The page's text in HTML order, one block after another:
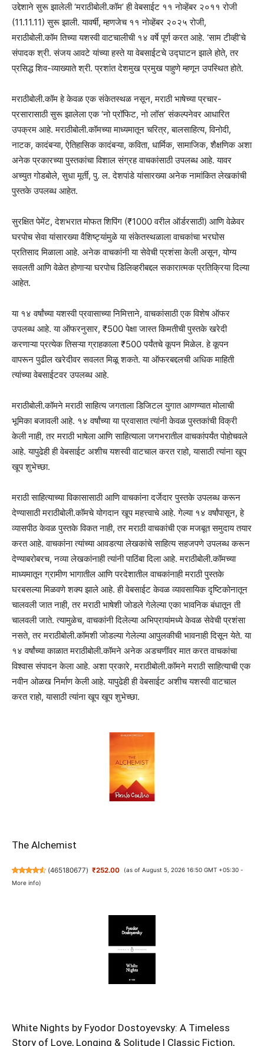
उद्देशाने सुरू झालेली ‘मराठीबोली.कॉम’ ही वेबसाईट ११ नोव्हेंबर २०११ रोजी
(11.11.11) सुरू झाली. यावर्षी, म्हणजेच ११ नोव्हेंबर २०२५ रोजी,
मराठीबोली.कॉम तिच्या यशस्वी वाटचालीची १४ वर्षे पूर्ण करत आहे. ‘साम टीव्ही’चे
संपादक श्री. संजय आवटे यांच्या हस्ते या वेबसाईटचे उद्घाटन झाले होते, तर
प्रसिद्ध शिव-व्याख्याते श्री. प्रशांत देशमुख प्रमुख पाहुणे म्हणून उपस्थित होते.
मराठीबोली.कॉम हे केवळ एक संकेतस्थळ नसून, मराठी भाषेच्या प्रचार-
प्रसारासाठी सुरू झालेला एक ‘नो प्रॉफिट, नो लॉस’ संकल्पनेवर आधारित
उपक्रम आहे. मराठीबोली.कॉमच्या माध्यमातून चरित्र, बालसाहित्य, विनोदी,
नाटक, कादंबऱ्या, ऐतिहासिक कादंबऱ्या, कविता, धार्मिक, सामाजिक, शैक्षणिक अशा
अनेक प्रकारच्या पुस्तकांचा विशाल संग्रह वाचकांसाठी उपलब्ध आहे. यावर
अच्युत गोडबोले, सुधा मूर्ती, पु. ल. देशपांडे यांसारख्या अनेक नामांकित लेखकांची
पुस्तके उपलब्ध आहेत.
सुरक्षित पेमेंट, देशभरात मोफत शिपिंग (₹1000 वरील ऑर्डरसाठी) आणि वेळेवर
घरपोच सेवा यांसारख्या वैशिष्ट्यांमुळे या संकेतस्थळाला वाचकांचा भरघोस
प्रतिसाद मिळाला आहे. अनेक वाचकांनी या सेवेची प्रशंसा केली असून, योग्य
सवलती आणि वेळेत होणाऱ्या घरपोच डिलिव्हरीबद्दल सकारात्मक प्रतिक्रिया दिल्या
आहेत.
या १४ वर्षांच्या यशस्वी प्रवासाच्या निमित्ताने, वाचकांसाठी एक विशेष ऑफर
उपलब्ध आहे. या ऑफरनुसार, ₹500 पेक्षा जास्त किमतीची पुस्तके खरेदी
करणाऱ्या प्रत्येक तिसऱ्या ग्राहकाला ₹500 पर्यंतचे कूपन मिळेल. हे कूपन
वापरून पुढील खरेदीवर सवलत मिळू शकते. या ऑफरबद्दलची अधिक माहिती
त्यांच्या वेबसाईटवर उपलब्ध आहे.
मराठीबोली.कॉमने मराठी साहित्य जगताला डिजिटल युगात आणण्यात मोलाची
भूमिका बजावली आहे. १४ वर्षांच्या या प्रवासात त्यांनी केवळ पुस्तकांची विक्री
केली नाही, तर मराठी भाषेला आणि साहित्याला जगभरातील वाचकांपर्यंत पोहोचवले
आहे. यापुढेही ही वेबसाईट अशीच यशस्वी वाटचाल करत राहो, यासाठी त्यांना खूप
खूप शुभेच्छा.
मराठी साहित्याच्या विकासासाठी आणि वाचकांना दर्जेदार पुस्तके उपलब्ध करून
देण्यासाठी मराठीबोली.कॉमचे योगदान खूप महत्त्वाचे आहे. गेल्या १४ वर्षांपासून, हे
व्यासपीठ केवळ पुस्तके विकत नाही, तर मराठी वाचकांची एक मजबूत समुदाय तयार
करत आहे. वाचकांना त्यांच्या आवडत्या लेखकांचे साहित्य सहजपणे उपलब्ध करून
देण्याबरोबरच, नव्या लेखकांनाही त्यांनी पाठिंबा दिला आहे. मराठीबोली.कॉमच्या
माध्यमातून ग्रामीण भागातील आणि परदेशातील वाचकांनाही मराठी पुस्तके
घरबसल्या मिळवणे शक्य झाले आहे. ही वेबसाईट केवळ व्यावसायिक दृष्टिकोनातून
चालवली जात नाही, तर मराठी भाषेशी जोडले गेलेल्या एका भावनिक बंधातून ती
चालवली जाते. त्यामुळेच, वाचकांनी दिलेल्या अभिप्रायांमध्ये केवळ सेवेची प्रशंसा
नसते, तर मराठीबोली.कॉमशी जोडल्या गेलेल्या आपुलकीची भावनाही दिसून येते. या
१४ वर्षांच्या काळात मराठीबोली.कॉमने अनेक अडचणींवर मात करत वाचकांचा
विश्वास संपादन केला आहे. अशा प्रकारे, मराठीबोली.कॉमने मराठी साहित्याची एक
नवीन ओळख निर्माण केली आहे. यापुढेही ही वेबसाईट अशीच यशस्वी वाटचाल
करत राहो, यासाठी त्यांना खूप खूप शुभेच्छा.
The Alchemist
(465180677) ₹252.00
(as of August 5, 2026 16:50 GMT +05:30 -
More info)
White Nights by Fyodor Dostoyevsky: A Timeless
Story of Love, Longing & Solitude | Classic Fiction,